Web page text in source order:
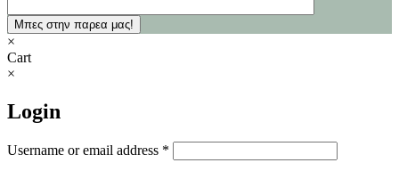
×
Cart
×
Login
Username or email address *